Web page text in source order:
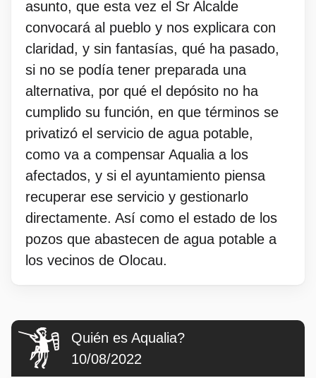
asunto, que esta vez el Sr Alcalde
convocará al pueblo y nos explicara con
claridad, y sin fantasías, qué ha pasado,
si no se podía tener preparada una
alternativa, por qué el depósito no ha
cumplido su función, en que términos se
privatizó el servicio de agua potable,
como va a compensar Aqualia a los
afectados, y si el ayuntamiento piensa
recuperar ese servicio y gestionarlo
directamente. Así como el estado de los
pozos que abastecen de agua potable a
los vecinos de Olocau.
Quién es Aqualia?
10/08/2022